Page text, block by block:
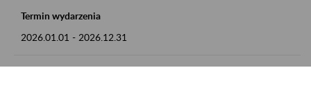
Termin wydarzenia
2026.01.01 - 2026.12.31